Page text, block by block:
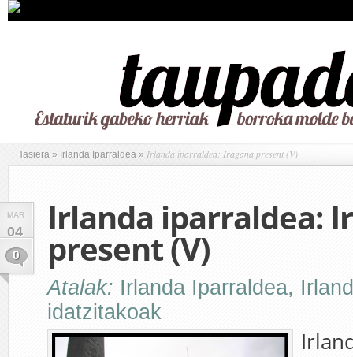
Hasiera » Irlanda Iparraldea » Irlanda iparraldea: Iragana present (V)
MAR
04
0
Irlanda iparraldea:
present (V)
Atalak: Irlanda Iparraldea,
idatzitakoak